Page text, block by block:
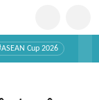
Cup 2026